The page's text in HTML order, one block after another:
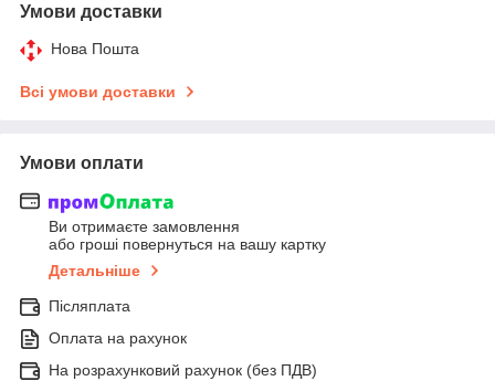
Умови доставки
Нова Пошта
Всі умови доставки
Умови оплати
Ви отримаєте замовлення
або гроші повернуться на вашу картку
Детальніше
Післяплата
Оплата на рахунок
На розрахунковий рахунок (без ПДВ)